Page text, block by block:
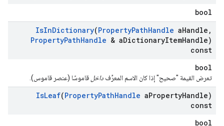
bool
IsInDictionary(PropertyPathHandle aHandle ,
PropertyPathHandle & aDictionaryItemHandle)
const
bool
تعرض القيمة "صحيح" إذا كان الاسم المعرِّف داخل قاموسًا (عنصر قاموس).
IsLeaf(PropertyPathHandle aPropertyHandle)
const
bool